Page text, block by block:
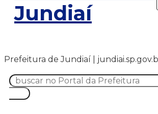
Jundiaí
Prefeitura de Jundiaí |